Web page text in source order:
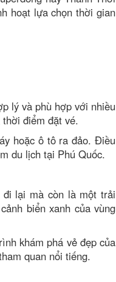
hoạt lựa chọn thời gian
lý và phù hợp với nhiều
điểm đặt vé.
hoặc ô tô ra đảo. Điều
du lịch tại Phú Quốc.
lại mà còn là một trải
biển xanh của vùng
khám phá vẻ đẹp của
quan nổi tiếng.